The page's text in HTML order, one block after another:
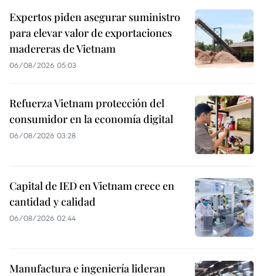
Expertos piden asegurar suministro
para elevar valor de exportaciones
madereras de Vietnam
06/08/2026 05:03
Refuerza Vietnam protección del
consumidor en la economía digital
06/08/2026 03:28
Capital de IED en Vietnam crece en
cantidad y calidad
06/08/2026 02:44
Manufactura e ingeniería lideran